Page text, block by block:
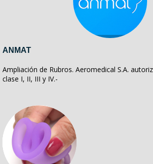
ANMAT
Ampliación de Rubros. Aeromedical S.A.
clase I, II, III y IV.-